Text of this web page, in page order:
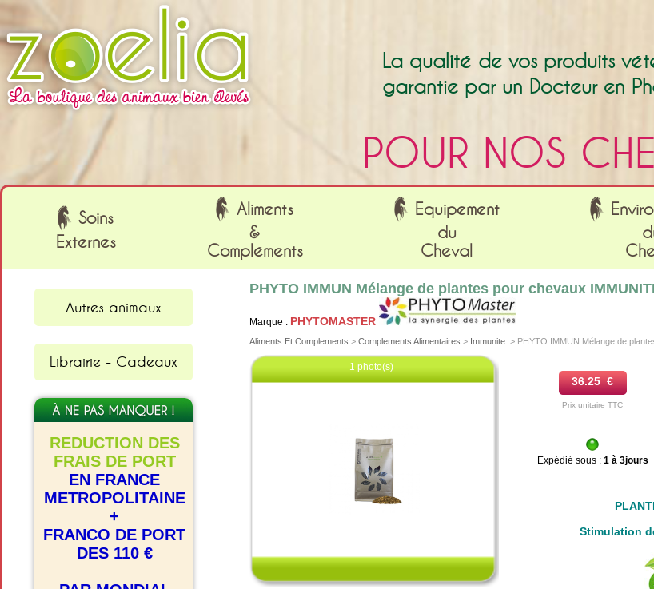
La qualité de vos produits
garantie par un Docteur en
POUR NOS
Soins
Externes
Aliments
&
Compléments
Equipement
du
Cheval
Autres animaux
Librairie - Cadeaux
REDUCTION DES
FRAIS DE PORT
EN FRANCE
METROPOLITAINE
+
FRANCO DE PORT
DES 110 €
PHYTO IMMUN Mélange de plantes pour chevaux
Marque : PHYTOMASTER
Aliments Et Complements > Complements Alimentaires > Immunite > PHYTO IMMUN Mélange de
1 photo(s)
36.25 €
Prix unitaire TTC
Expédié sous : 1 à 3jours
Stimulation
Cookies management panel